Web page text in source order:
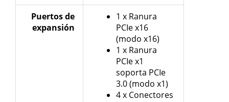
Puertos de
expansión
1 x Ranura
PCIe x16
(modo x16)
1 x Ranura
PCIe x1
soporta PCIe
3.0 (modo x1)
4 x Conectores